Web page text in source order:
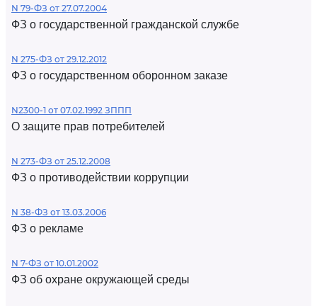
N 79-ФЗ от 27.07.2004
ФЗ о государственной гражданской службе
N 275-ФЗ от 29.12.2012
ФЗ о государственном оборонном заказе
N2300-1 от 07.02.1992 ЗППП
О защите прав потребителей
N 273-ФЗ от 25.12.2008
ФЗ о противодействии коррупции
N 38-ФЗ от 13.03.2006
ФЗ о рекламе
N 7-ФЗ от 10.01.2002
ФЗ об охране окружающей среды